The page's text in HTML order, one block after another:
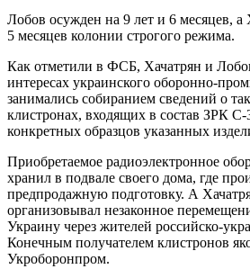
Лобов осужден на 9 лет и 6 месяцев, а
5 месяцев колонии строгого режима.
Как отметили в ФСБ, Хачатрян и
интересах украинского оборонно-
занимались собиранием сведений о
клистронах, входящих в состав ЗРК С-
конкретных образцов указанных
Приобретаемое радиоэлектронное
хранил в подвале своего дома, где
предпродажную подготовку. А
организовывал незаконное
Украину через жителей российско-
Конечным получателем клистронов
Укроборонпром.